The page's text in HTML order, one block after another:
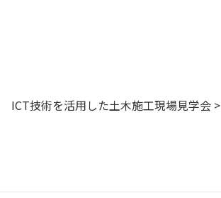
ICT技術を活用した土木施工現場見学会 >